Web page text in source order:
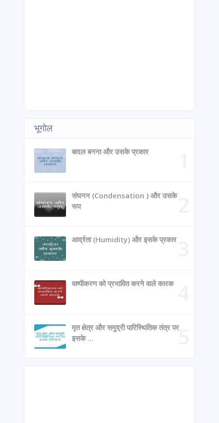
भूगोल
बादल बनना और उसके प्रकार
संघनन (Condensation ) और उसके
रूप
आर्द्रता (Humidity) और इसके प्रकार
वाष्पीकरण को प्रभावित करने वाले कारक
मृत क्षेत्र और समुद्री पारिस्थितिक तंत्र पर
इसके …